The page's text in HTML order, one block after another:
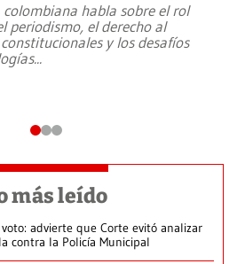
habla sobre el rol
periodismo, el derecho al
y los desafíos
...
más leído
advierte que Corte evitó analizar
contra la Policía Municipal